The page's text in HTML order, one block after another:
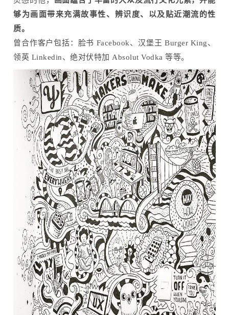
够为画面带来充满故事性、辨识度、以及贴近潮流的性
质。
曾合作客户包括：脸书 Facebook、汉堡王 Burger King、
领英 Linkedin、绝对伏特加 Absolut Vodka 等等。